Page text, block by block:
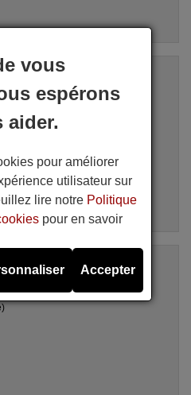
vous
espérons
aider.
pour améliorer
utilisateur sur
lire notre Politique
pour en savoir
Accepter